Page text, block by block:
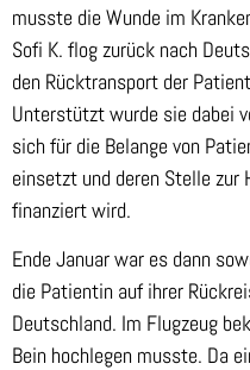
musste die Wunde im
Sofi K. flog zurück nach
den Rücktransport der
Unterstützt wurde sie dabei
sich für die Belange von
einsetzt und deren Stelle zur
finanziert wird.
Ende Januar war es dann
die Patientin auf ihrer
Deutschland. Im Flugzeug
Bein hochlegen musste. Da